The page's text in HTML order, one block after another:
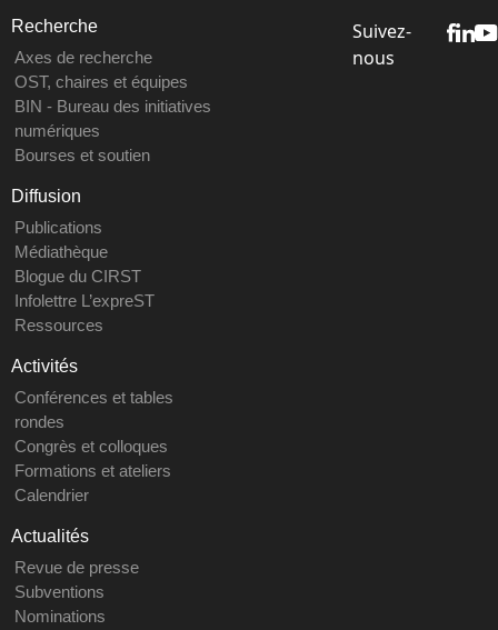
Recherche
Axes de recherche
OST, chaires et équipes
BIN - Bureau des initiatives
numériques
Bourses et soutien
Diffusion
Publications
Médiathèque
Blogue du CIRST
Infolettre L’expreST
Ressources
Activités
Conférences et tables
rondes
Congrès et colloques
Formations et ateliers
Calendrier
Actualités
Revue de presse
Subventions
Nominations
Suivez-
nous